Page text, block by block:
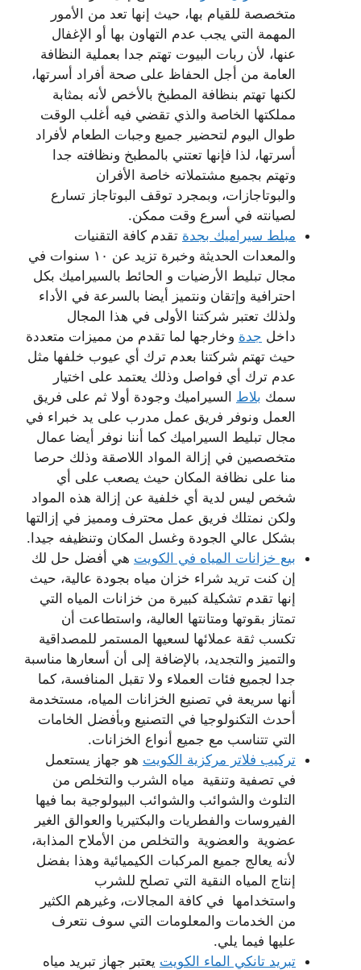
متخصصة للقيام بها، حيث إنها تعد من الأمور
المهمة التي يجب عدم التهاون بها أو الإغفال
عنها، لأن ربات البيوت تهتم جدا بعملية النظافة
العامة من أجل الحفاظ على صحة أفراد أسرتها،
لكنها تهتم بنظافة المطبخ بالأخص لأنه بمثابة
مملكتها الخاصة والذي تقضي فيه أغلب الوقت
طوال اليوم لتحضير جميع وجبات الطعام لأفراد
أسرتها، لذا فإنها تعتني بالمطبخ ونظافته جدا
وتهتم بجميع مشتملاته خاصة الأفران
والبوتاجازات، وبمجرد توقف البوتاجاز تسارع
لصيانته في أسرع وقت ممكن.
مبلط سيراميك بجدة تقدم كافة التقنيات
والمعدات الحديثة وخبرة تزيد عن ١٠ سنوات في
مجال تبليط الأرضيات و الحائط بالسيراميك بكل
احترافية وإتقان ونتميز أيضا بالسرعة في الأداء
ولذلك تعتبر شركتنا الأولى في هذا المجال
داخل جدة وخارجها لما تقدم من مميزات متعددة
حيث تهتم شركتنا بعدم ترك أي عيوب خلفها مثل
عدم ترك أي فواصل وذلك يعتمد على اختيار
سمك بلاط السيراميك وجودة أولا ثم على فريق
العمل ونوفر فريق عمل مدرب على يد خبراء في
مجال تبليط السيراميك كما أننا نوفر أيضا عمال
متخصصين في إزالة المواد اللاصقة وذلك حرصا
منا على نظافة المكان حيث يصعب على أي
شخص ليس لدية أي خلفية عن إزالة هذه المواد
ولكن نمتلك فريق عمل محترف ومميز في إزالتها
بشكل عالي الجودة وغسل المكان وتنظيفه جيدا.
بيع خزانات المياه في الكويت هي أفضل حل لك
إن كنت تريد شراء خزان مياه بجودة عالية، حيث
إنها تقدم تشكيلة كبيرة من خزانات المياه التي
تمتاز بقوتها ومتانتها العالية، واستطاعت أن
تكسب ثقة عملائها لسعيها المستمر للمصداقية
والتميز والتجديد، بالإضافة إلى أن أسعارها مناسبة
جدا لجميع فئات العملاء ولا تقبل المنافسة، كما
أنها سريعة في تصنيع الخزانات المياه، مستخدمة
أحدث التكنولوجيا في التصنيع وبأفضل الخامات
التي تتناسب مع جميع أنواع الخزانات.
تركيب فلاتر مركزية الكويت هو جهاز يستعمل
في تصفية وتنقية مياه الشرب والتخلص من
التلوث والشوائب والشوائب البيولوجية بما فيها
الفيروسات والفطريات والبكتيريا والعوالق الغير
عضوية والعضوية والتخلص من الأملاح المذابة،
لأنه يعالج جميع المركبات الكيميائية وهذا بفضل
إنتاج المياه النقية التي تصلح للشرب
واستخدامها في كافة المجالات، وغيرهم الكثير
من الخدمات والمعلومات التي سوف نتعرف
عليها فيما يلي.
تبريد تانكي الماء الكويت يعتبر جهاز تبريد مياه